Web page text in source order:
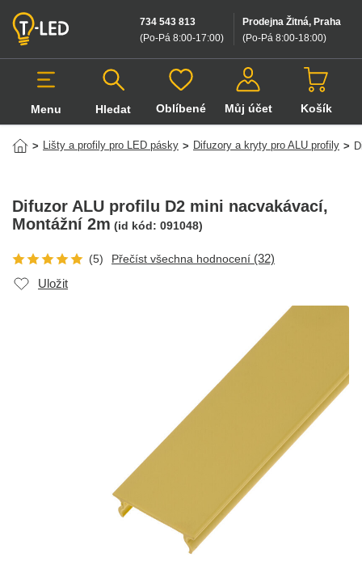
Prodejna Žitná, Praha
(Po-Pá 8:00-18:00)
734 543 813
(Po-Pá 8:00-17:00)
Menu Hledat
Hledat v produktech
Oblíbené Můj účet Košík
> Lišty a profily pro LED pásky > Difuzory a kryty pro ALU profily >
Difuzor ALU profilu D2 mini nacvakávací,
Montážní 2m (id kód: 091048)
(5) Přečíst všechna hodnocení (32)
Uložit